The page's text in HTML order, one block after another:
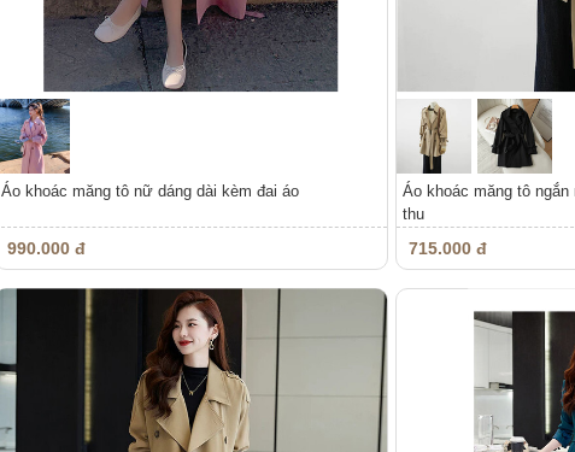
Áo khoác măng tô nữ dáng dài kèm đai áo
990.000 đ
Áo khoác măng tô
thu
715.000 đ